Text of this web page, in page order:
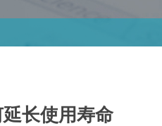
长使用寿命